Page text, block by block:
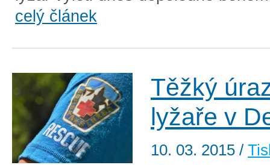
celý článek
Těžký
lyžaře v
10. 03. 2015 /